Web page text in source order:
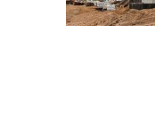
Дом из кирпича